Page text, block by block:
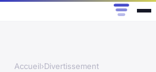
Accueil›Divertissement